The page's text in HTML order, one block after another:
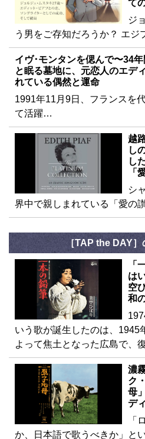
て
ジ
う男をご存知だろうか？ エジ
イヴ･モンタンを偲んで〜34
と眠る墓地に、元恋人のエデ
れている偶然と運命
1991年11月9日、フランスを
て活躍…
越
し
し
「
シ
界中で親しまれている「愛の
［TAP the DAY
「
は
空
和
いう歌が誕生したのは、1945
よって焦土となった広島で、
濃
ク
母
デ
「
か、日本語で歌うべきか」と